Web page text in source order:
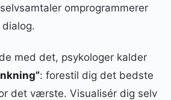
omprogrammerer
med det, psykologer kalder
: forestil dig det bedste
det værste. Visualisér dig selv